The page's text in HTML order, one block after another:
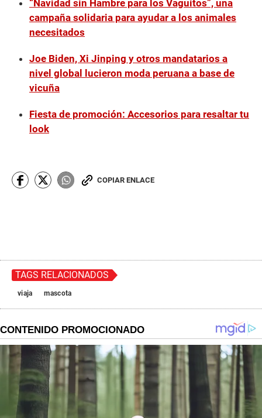
“Navidad sin Hambre para los Vaguitos”, una
campaña solidaria para ayudar a los animales
necesitados
Joe Biden, Xi Jinping y otros mandatarios a
nivel global lucieron moda peruana a base de
vicuña
Fiesta de promoción: Accesorios para resaltar tu
look
COPIAR ENLACE
TAGS RELACIONADOS
viaja mascota